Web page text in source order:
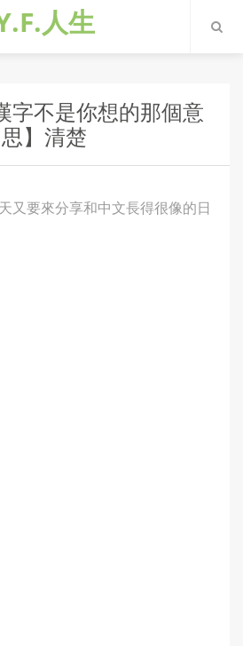
人生
字不是你想的那個意
思】清楚
又要來分享和中文長得很像的日